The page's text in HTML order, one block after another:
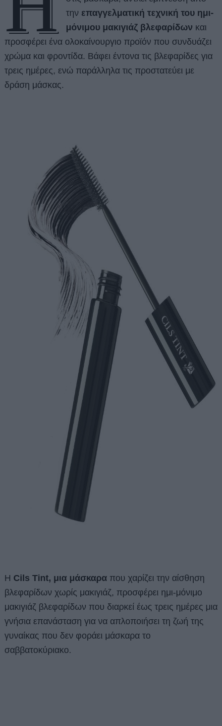
την επαγγελματική τεχνική του ημι-
μόνιμου μακιγιάζ βλεφαρίδων και
προσφέρει ένα ολοκαίνουργιο προϊόν που συνδυάζει
χρώμα και φροντίδα. Βάφει έντονα τις βλεφαρίδες για
τρεις ημέρες, ενώ παράλληλα τις προστατεύει με
δράση μάσκας.
Η Cils Tint, μια μάσκαρα που χαρίζει την αίσθηση
βλεφαρίδων χωρίς μακιγιάζ, προσφέρει ημι-μόνιμο
μακιγιάζ βλεφαρίδων που διαρκεί έως τρεις ημέρες μια
γνήσια επανάσταση για να απλοποιήσει τη ζωή της
γυναίκας που δεν φοράει μάσκαρα το
σαββατοκύριακο.